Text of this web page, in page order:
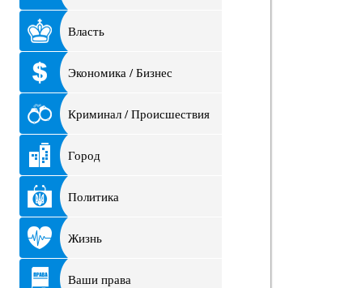
Власть
Экономика / Бизнес
Криминал / Происшествия
Город
Политика
Жизнь
Ваши права